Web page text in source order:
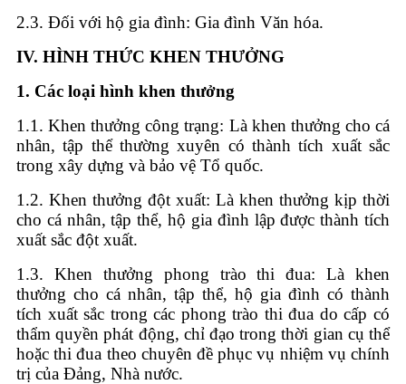
2.3. Đối với hộ gia đình: Gia đình Văn hóa.
IV. HÌNH THỨC KHEN THƯỞNG
1. Các loại hình khen thưởng
1.1. Khen thưởng công trạng: Là khen thưởng cho cá
nhân, tập thể thường xuyên có thành tích xuất sắc
trong xây dựng và bảo vệ Tổ quốc.
1.2. Khen thưởng đột xuất: Là khen thưởng kịp thời
cho cá nhân, tập thể, hộ gia đình lập được thành tích
xuất sắc đột xuất.
1.3. Khen thưởng phong trào thi đua: Là khen
thưởng cho cá nhân, tập thể, hộ gia đình có thành
tích xuất sắc trong các phong trào thi đua do cấp có
thẩm quyền phát động, chỉ đạo trong thời gian cụ thể
hoặc thi đua theo chuyên đề phục vụ nhiệm vụ chính
trị của Đảng, Nhà nước.